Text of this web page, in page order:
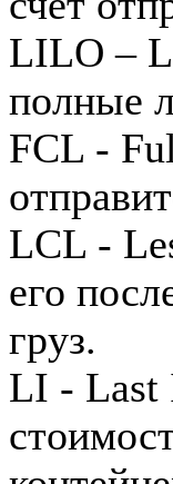
LILO –
полные
FCL -
LCL -
его
груз.
LI - Last